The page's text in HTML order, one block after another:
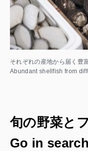
それぞれの産地から届く豊
Abundant shellfish from
旬の野菜と
Go in